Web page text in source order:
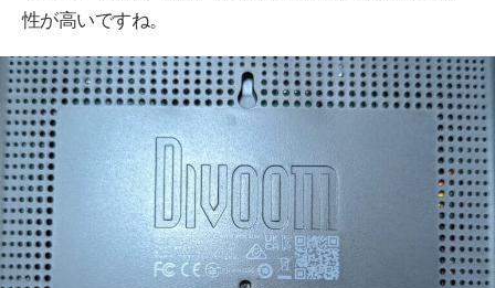
性が高いですね。